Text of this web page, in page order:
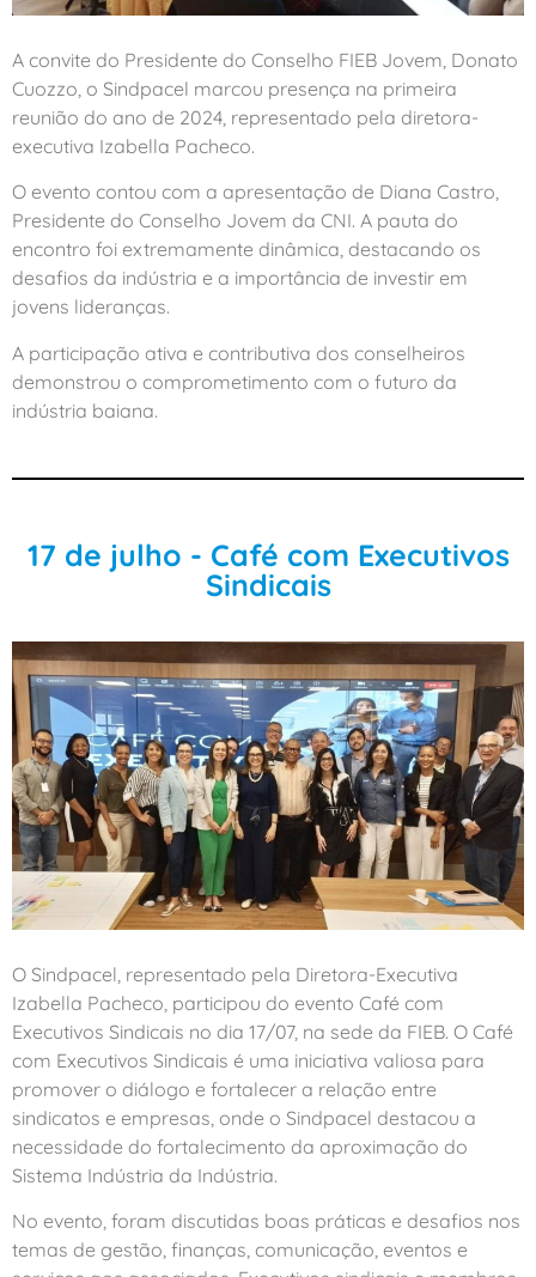
A convite do Presidente do Conselho FIEB Jovem, Donato
Cuozzo, o Sindpacel marcou presença na primeira
reunião do ano de 2024, representado pela diretora-
executiva Izabella Pacheco.
O evento contou com a apresentação de Diana Castro,
Presidente do Conselho Jovem da CNI. A pauta do
encontro foi extremamente dinâmica, destacando os
desafios da indústria e a importância de investir em
jovens lideranças.
A participação ativa e contributiva dos conselheiros
demonstrou o comprometimento com o futuro da
indústria baiana.
17 de julho - Café com Executivos
Sindicais
O Sindpacel, representado pela Diretora-Executiva
Izabella Pacheco, participou do evento Café com
Executivos Sindicais no dia 17/07, na sede da FIEB. O Café
com Executivos Sindicais é uma iniciativa valiosa para
promover o diálogo e fortalecer a relação entre
sindicatos e empresas, onde o Sindpacel destacou a
necessidade do fortalecimento da aproximação do
Sistema Indústria da Indústria.
No evento, foram discutidas boas práticas e desafios nos
temas de gestão, finanças, comunicação, eventos e